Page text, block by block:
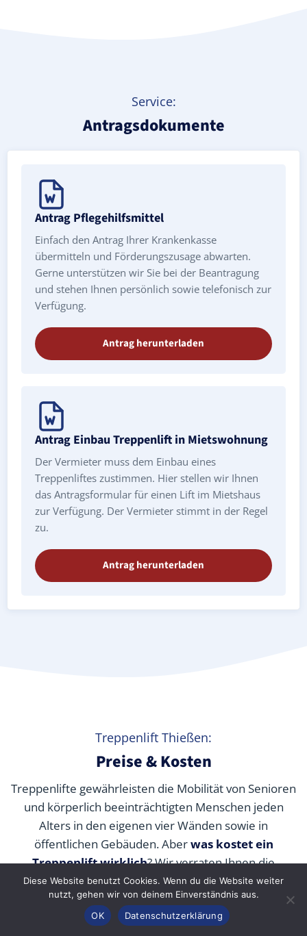
Service:
Antragsdokumente
Antrag Pflegehilfsmittel
Einfach den Antrag Ihrer Krankenkasse
übermitteln und Förderungszusage abwarten.
Gerne unterstützen wir Sie bei der Beantragung
und stehen Ihnen persönlich sowie telefonisch zur
Verfügung.
Antrag herunterladen
Antrag Einbau Treppenlift in Mietswohnung
Der Vermieter muss dem Einbau eines
Treppenliftes zustimmen. Hier stellen wir Ihnen
das Antragsformular für einen Lift im Mietshaus
zur Verfügung. Der Vermieter stimmt in der Regel
zu.
Antrag herunterladen
Treppenlift Thießen:
Preise & Kosten
Treppenlifte gewährleisten die Mobilität von Senioren
und körperlich beeinträchtigten Menschen jeden
Alters in den eigenen vier Wänden sowie in
öffentlichen Gebäuden. Aberwas kostet ein
Treppenlift wirklich? Wir verraten Ihnen die
durchschnittlichen Preise unserer Fachpartner je nach
Modell und wie Sie die Kosten durch Zuschüsse,
Fördermittel und Alternativen senken können.
Konfigurator
Diese Website benutzt Cookies. Wenn du die Website weiter
nutzt, gehen wir von deinem Einverständnis aus.
OK
Datenschutzerklärung